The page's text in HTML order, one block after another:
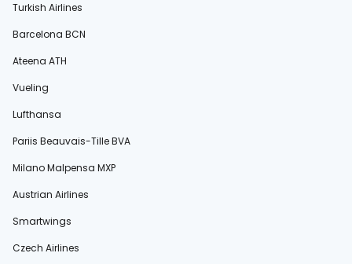
Turkish Airlines
Barcelona BCN
Ateena ATH
Vueling
Lufthansa
Pariis Beauvais-Tille BVA
Milano Malpensa MXP
Austrian Airlines
Smartwings
Czech Airlines